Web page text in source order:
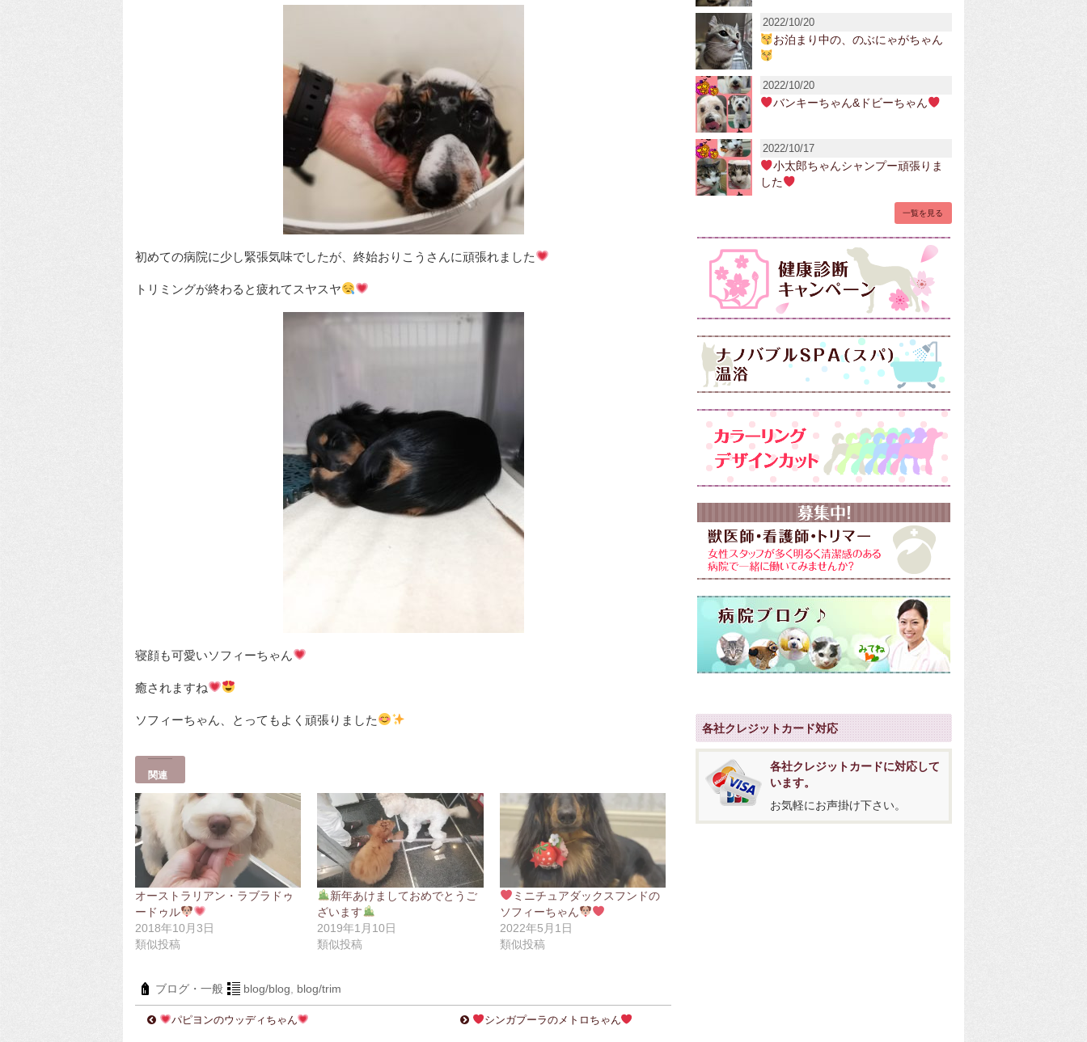
初めての病院に少し緊張気味でしたが、終始おりこうさんに頑張れました
トリミングが終わると疲れてスヤスヤ
寝顔も可愛いソフィーちゃん
癒されますね
ソフィーちゃん、とってもよく頑張りました
関連
オーストラリアン・ラブラドゥ
ードゥル
2018年10月3日
類似投稿
新年あけましておめでとうご
ざいます
2019年1月10日
類似投稿
ミニチュアダックスフンドの
ソフィーちゃん
2022年5月1日
類似投稿
ブログ・一般 blog/blog blog/trim
パピヨンのウッディちゃん シンガプーラのメトロちゃん
2022/10/20
お泊まり中の、のぶにゃがちゃん
2022/10/20
バンキーちゃん&ドビーちゃん
2022/10/17
小太郎ちゃんシャンプー頑張りま
した
一覧を見る
各社クレジットカード対応
各社クレジットカードに対応して
います。
お気軽にお声掛け下さい。